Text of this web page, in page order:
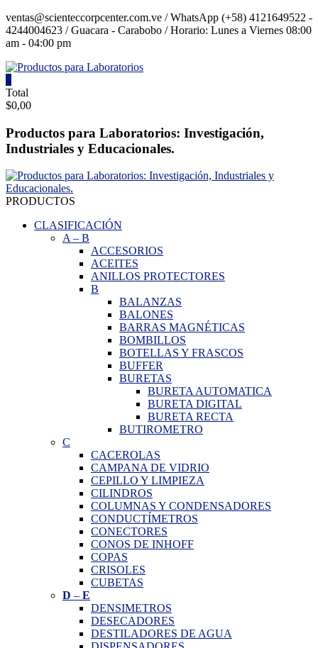
Saltar
contenido
ventas@scienteccorpcenter.com.ve / WhatsApp (+58) 4121649522 -
4244004623 / Guacara - Carabobo / Horario: Lunes a Viernes 08:00
am - 04:00 pm
Productos
para
Laboratorios
Investigación,
y
Educacionales.
Total
$0,00
Productos para Laboratorios: Investigación,
Industriales y Educacionales.
PRODUCTOS
CLASIFICACIÓN
A– B
ACCESORIOS
ACEITES
ANILLOS PROTECTORES
B
BALANZAS
BALONES
BARRAS MAGNÉTICAS
BOMBILLOS
BOTELLAS Y FRASCOS
BUFFER
BURETAS
BURETA AUTOMATICA
BURETA DIGITAL
BURETA RECTA
BUTIROMETRO
C
CACEROLAS
CAMPANA DE VIDRIO
CEPILLO Y LIMPIEZA
CILINDROS
COLUMNAS Y CONDENSADORES
CONDUCTÍMETROS
CONECTORES
CONOS DE INHOFF
COPAS
CRISOLES
CUBETAS
D – E
DENSIMETROS
DESECADORES
DESTILADORES DE AGUA